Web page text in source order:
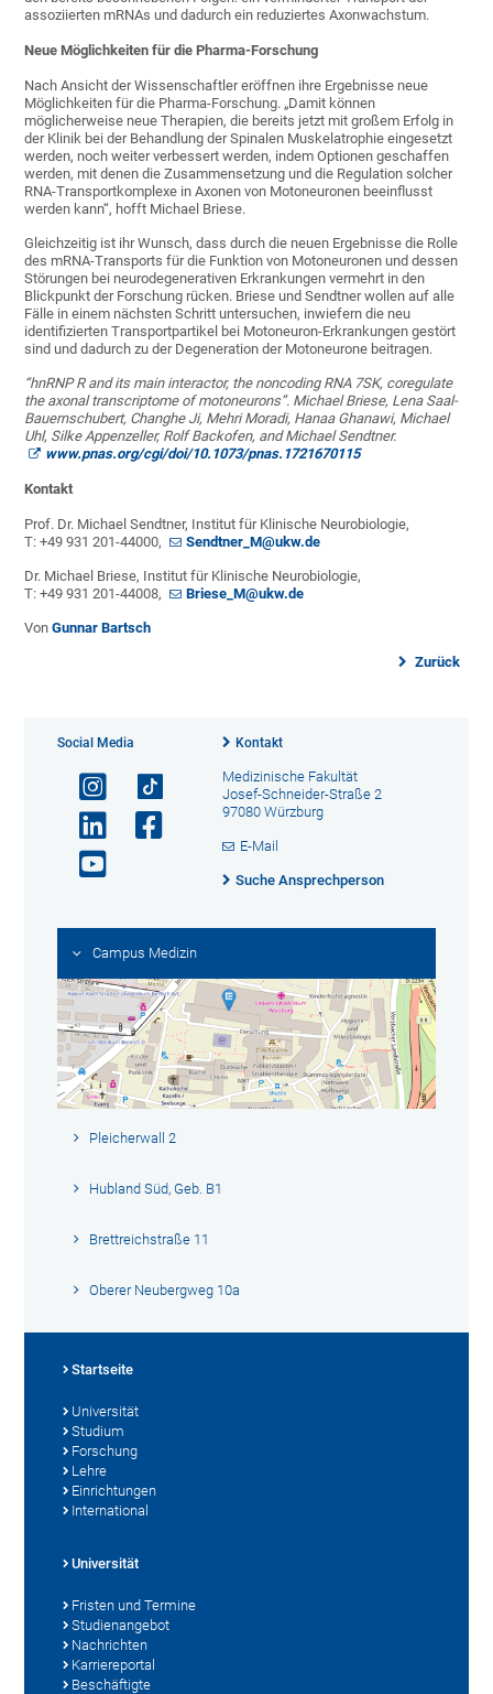
assoziierten mRNAs und dadurch ein reduziertes Axonwachstum.
Neue Möglichkeiten für die Pharma-Forschung
Nach Ansicht der Wissenschaftler eröffnen ihre Ergebnisse neue
Möglichkeiten für die Pharma-Forschung. „Damit können
möglicherweise neue Therapien, die bereits jetzt mit großem Erfolg in
der Klinik bei der Behandlung der Spinalen Muskelatrophie eingesetzt
werden, noch weiter verbessert werden, indem Optionen geschaffen
werden, mit denen die Zusammensetzung und die Regulation solcher
RNA-Transportkomplexe in Axonen von Motoneuronen beeinflusst
werden kann“, hofft Michael Briese.
Gleichzeitig ist ihr Wunsch, dass durch die neuen Ergebnisse die Rolle
des mRNA-Transports für die Funktion von Motoneuronen und dessen
Störungen bei neurodegenerativen Erkrankungen vermehrt in den
Blickpunkt der Forschung rücken. Briese und Sendtner wollen auf alle
Fälle in einem nächsten Schritt untersuchen, inwiefern die neu
identifizierten Transportpartikel bei Motoneuron-Erkrankungen gestört
sind und dadurch zu der Degeneration der Motoneurone beitragen.
“hnRNP R and its main interactor, the noncoding RNA 7SK, coregulate
the axonal transcriptome of motoneurons”. Michael Briese, Lena Saal-
Bauernschubert, Changhe Ji, Mehri Moradi, Hanaa Ghanawi, Michael
Uhl, Silke Appenzeller, Rolf Backofen, and Michael Sendtner.
www.pnas.org/cgi/doi/10.1073/pnas.1721670115
Kontakt
Prof. Dr. Michael Sendtner, Institut für Klinische Neurobiologie,
T: +49 931 201-44000,
Sendtner_M@ukw.de
Dr. Michael Briese, Institut für Klinische Neurobiologie,
T: +49 931 201-44008,
Briese_M@ukw.de
VonGunnar Bartsch
Zurück
Social Media Kontakt
Medizinische Fakultät
Josef-Schneider-Straße 2
97080 Würzburg
E-Mail
Suche Ansprechperson
Campus Medizin
Pleicherwall 2
Hubland Süd, Geb. B1
Brettreichstraße 11
Oberer Neubergweg 10a
Startseite
Universität
Studium
Forschung
Lehre
Einrichtungen
International
Universität
Fristen und Termine
Studienangebot
Nachrichten
Karriereportal
Beschäftigte